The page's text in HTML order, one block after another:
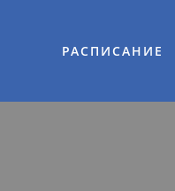
РАСПИСАНИЕ